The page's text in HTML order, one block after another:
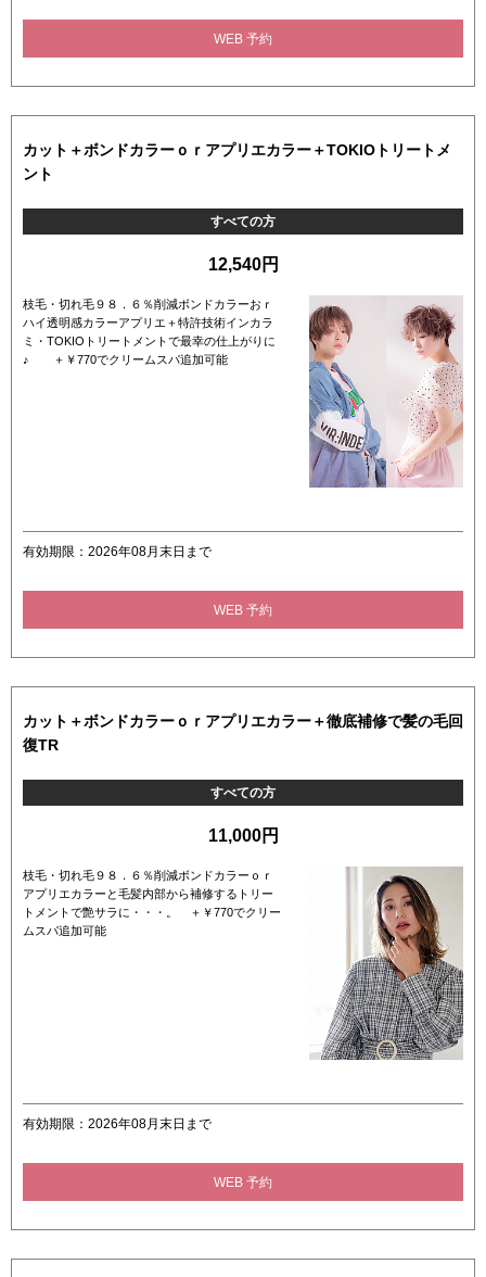
WEB 予約
カット＋ボンドカラーｏｒアプリエカラー＋TOKIOトリートメ
ント
すべての方
12,540円
枝毛・切れ毛９８．６％削減ボンドカラーおｒ
ハイ透明感カラーアプリエ＋特許技術インカラ
ミ・TOKIOトリートメントで最幸の仕上がりに
♪ ＋￥770でクリームスパ追加可能
有効期限：2026年08月末日まで
WEB 予約
カット＋ボンドカラーｏｒアプリエカラー＋徹底補修で髪の毛回
復TR
すべての方
11,000円
枝毛・切れ毛９８．６％削減ボンドカラーｏｒ
アプリエカラーと毛髪内部から補修するトリー
トメントで艶サラに・・・。 ＋￥770でクリー
ムスパ追加可能
有効期限：2026年08月末日まで
WEB 予約